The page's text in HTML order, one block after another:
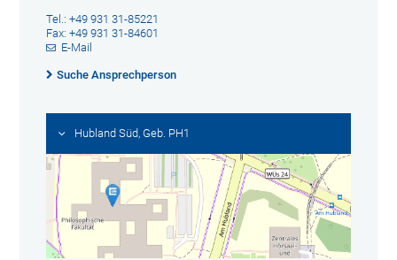
Tel.: +49 931 31-85221
Fax: +49 931 31-84601
E-Mail
Suche Ansprechperson
Hubland Süd, Geb. PH1